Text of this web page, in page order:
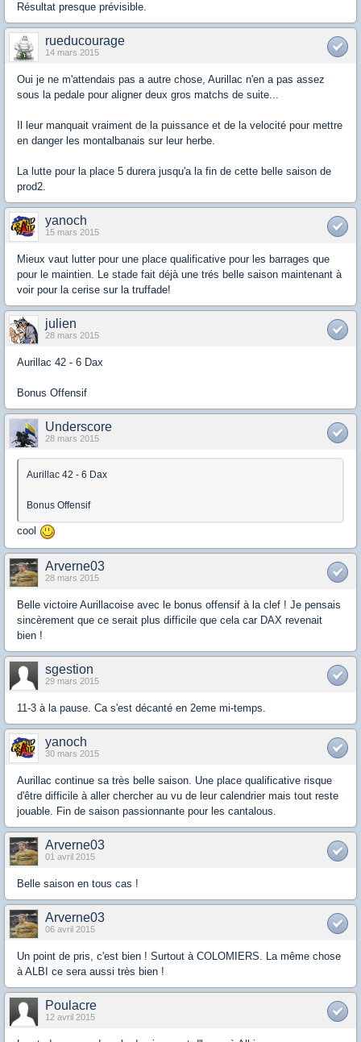
Résultat presque prévisible.
rueducourage
14 mars 2015
Oui je ne m'attendais pas a autre chose, Aurillac n'en a pas assez
sous la pedale pour aligner deux gros matchs de suite...
Il leur manquait vraiment de la puissance et de la velocité pour mettre
en danger les montalbanais sur leur herbe.
La lutte pour la place 5 durera jusqu'a la fin de cette belle saison de
prod2.
yanoch
15 mars 2015
Mieux vaut lutter pour une place qualificative pour les barrages que
pour le maintien. Le stade fait déjà une trés belle saison maintenant à
voir pour la cerise sur la truffade!
julien
28 mars 2015
Aurillac 42 - 6 Dax
Bonus Offensif
Underscore
28 mars 2015
Aurillac 42 - 6 Dax
Bonus Offensif
cool
Arverne03
28 mars 2015
Belle victoire Aurillacoise avec le bonus offensif à la clef ! Je pensais
sincèrement que ce serait plus difficile que cela car DAX revenait
bien !
sgestion
29 mars 2015
11-3 à la pause. Ca s'est décanté en 2eme mi-temps.
yanoch
30 mars 2015
Aurillac continue sa très belle saison. Une place qualificative risque
d'être difficile à aller chercher au vu de leur calendrier mais tout reste
jouable. Fin de saison passionnante pour les cantalous.
Arverne03
01 avril 2015
Belle saison en tous cas !
Arverne03
06 avril 2015
Un point de pris, c'est bien ! Surtout à COLOMIERS. La même chose
à ALBI ce sera aussi très bien !
Poulacre
12 avril 2015